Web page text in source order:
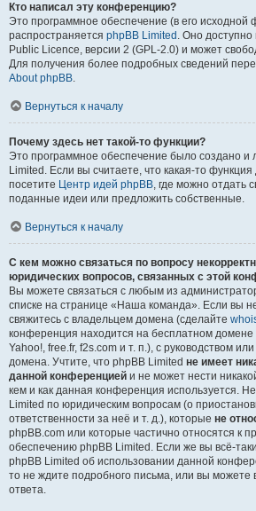
Кто написал эту конференцию?
Это программное обеспечение (в его исходной
распространяется phpBB Limited . Оно доступно
Public Licence, версии 2 (GPL-2.0) и может
Для получения более подробных сведений
About phpBB.
Вернуться к началу
Почему здесь нет такой-то функции?
Это программное обеспечение было создано и
Limited. Если вы считаете, что какая-то
посетите Центр идей phpBB, где можно отдать
поданные идеи или предложить собственные.
Вернуться к началу
С кем можно связаться по вопросу
юридических вопросов, связанных с этой
Вы можете связаться с любым из
списке на странице «Наша команда». Если вы
свяжитесь с владельцем домена (сделайте
конференция находится на бесплатном
Yahoo!, free.fr, f2s.com и т. п.), с руководством
домена. Учтите, что phpBB Limited не имеет
данной конференцией и не может нести
кем и как данная конференция используется.
Limited по юридическим вопросам (о
ответственности за неё и т. д.), которые не
phpBB.com или которые частично относятся к
обеспечению phpBB Limited. Если же вы всё-
phpBB Limited об использовании данной
то не ждите подробного письма, или вы можете
ответа.